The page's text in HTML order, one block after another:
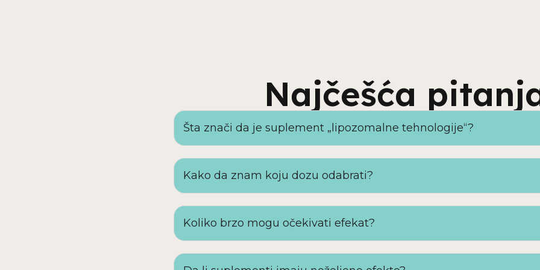
Najčešća
Šta znači da je suplement „lipozomalne tehnologije“?
Kako da znam koju dozu odabrati?
Koliko brzo mogu očekivati efekat?